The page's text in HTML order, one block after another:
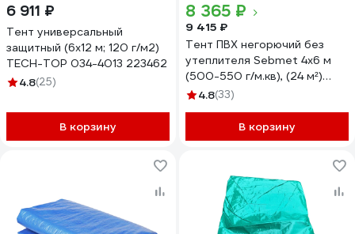
6 911 ₽
Тент универсальный
защитный (6х12 м; 120 г/м2)
TECH-TOP 034-4013 223462
4.8(25)
В корзину
8 365 ₽
9 415 ₽
Тент ПВХ негорючий без
утеплителя Sebmet 4x6 м
(500-550 г/м.кв), (24 м²)
TD079055046П
4.8(33)
В корзину